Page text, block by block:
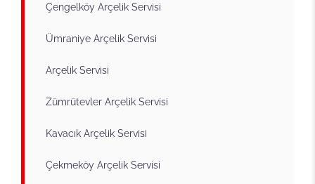
Çengelköy Arçelik Servisi
Ümraniye Arçelik Servisi
Arçelik Servisi
Zümrütevler Arçelik Servisi
Kavacık Arçelik Servisi
Çekmeköy Arçelik Servisi